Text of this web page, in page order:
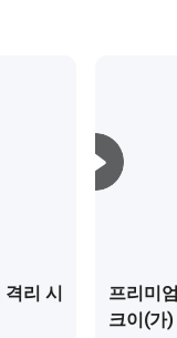
이상을 만들고
발전과 인간 진
속해서 혁신을 계
로벌 새로운 에너
.
리 시
프리미
크이(가